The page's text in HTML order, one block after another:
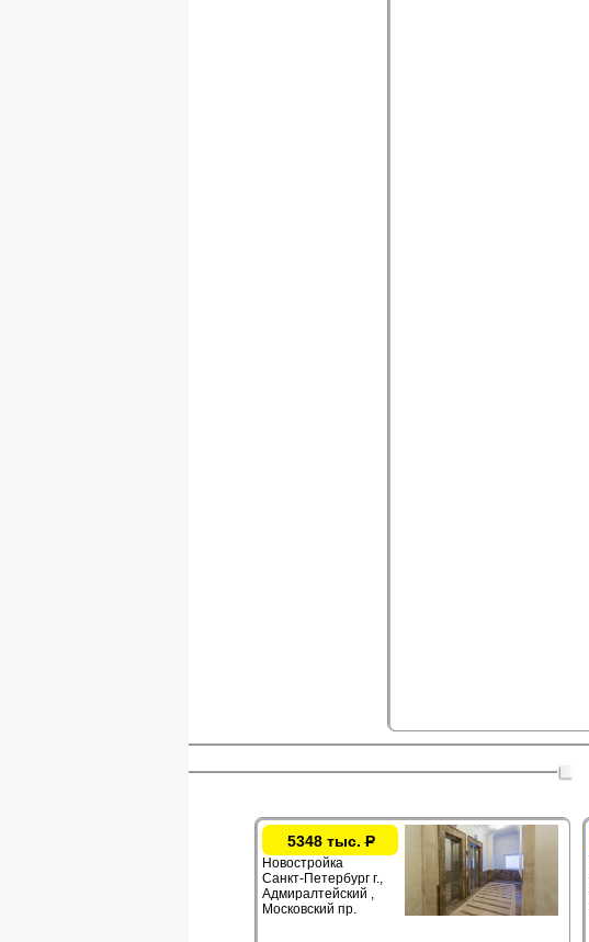
5348 тыс.Р
Новостройка
Санкт-Петербург г.,
Адмиралтейский ,
Московский пр.